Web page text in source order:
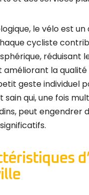
le vélo est un
cycliste
réduisant
la qualité
geste individuel
qui, une fois
peut engendrer